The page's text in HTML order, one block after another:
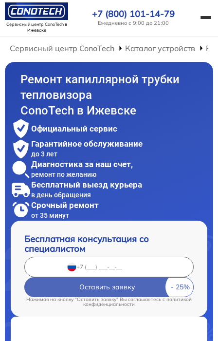
Сервисный центр ConoTechв
Ижевске
+7 (800) 101-14-79
Ежедневно с 9:00 до 21:00
Сервисный центр ConoTech Каталог устройств
Ремонт капиллярной трубки
тепловизора
ConoTech в Ижевске
Официальный сервис
Гарантийное обслуживание
до 3 лет
Диагностика за наш счет,
ремонт по желанию
Бесплатный выезд курьера
в день обращения
Срочный ремонт
от 35 минут
Бесплатная консультация со
специалистом
Оставить заявку
Нажимая на кнопку "Оставить заявку" Вы соглашаетесь cполитикой
конфиденциальности